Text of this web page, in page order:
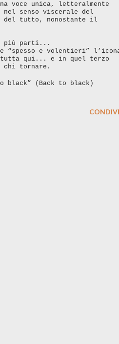
voce unica, letteralmente
senso viscerale del
del tutto, nonostante il
più parti...
“spesso e volentieri”
tutta qui... e in quel terzo
chi tornare.
(Back to black)